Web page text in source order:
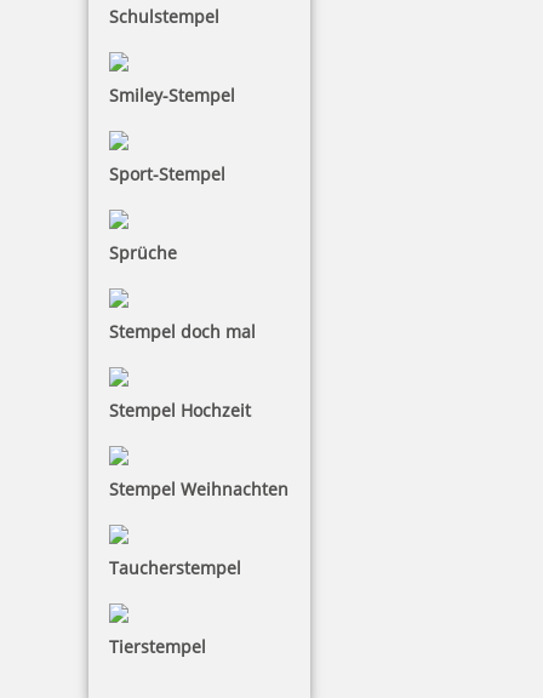
Schulstempel
Smiley-Stempel
Sport-Stempel
Sprüche
Stempel doch mal
Stempel Hochzeit
Stempel Weihnachten
Taucherstempel
Tierstempel
trodat Keksstempel Set mit drei Motiven, Durchm. 6 cm
Runde Holzstempel
mm Durchmesserbestellbar. Die Textplatte des
werden. Sie besteht aus lasergraviertem Gummi, die
mit 600 dpi Auflösung für einen hochwertigen
sind umweltfreundlich aus deutschem Buchenholz
hergestellt. Bitte beachten Sie, dass ein